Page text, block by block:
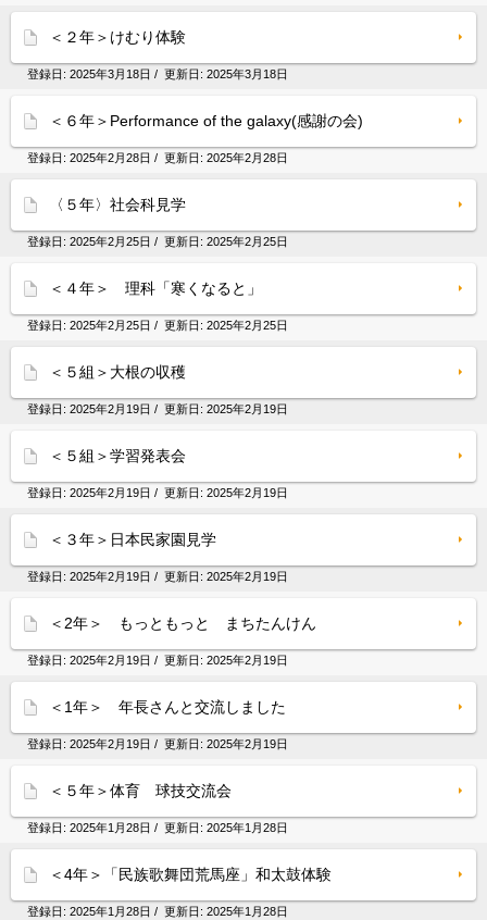
＜２年＞けむり体験
登録日: 2025年3月18日 / 更新日: 2025年3月18日
＜６年＞Performance of the galaxy(感謝の会)
登録日: 2025年2月28日 / 更新日: 2025年2月28日
〈５年〉社会科見学
登録日: 2025年2月25日 / 更新日: 2025年2月25日
＜４年＞ 理科「寒くなると」
登録日: 2025年2月25日 / 更新日: 2025年2月25日
＜５組＞大根の収穫
登録日: 2025年2月19日 / 更新日: 2025年2月19日
＜５組＞学習発表会
登録日: 2025年2月19日 / 更新日: 2025年2月19日
＜３年＞日本民家園見学
登録日: 2025年2月19日 / 更新日: 2025年2月19日
＜2年＞ もっともっと まちたんけん
登録日: 2025年2月19日 / 更新日: 2025年2月19日
＜1年＞ 年長さんと交流しました
登録日: 2025年2月19日 / 更新日: 2025年2月19日
＜５年＞体育 球技交流会
登録日: 2025年1月28日 / 更新日: 2025年1月28日
＜4年＞「民族歌舞団荒馬座」和太鼓体験
登録日: 2025年1月28日 / 更新日: 2025年1月28日